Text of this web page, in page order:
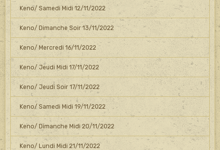
Keno/ Samedi Midi 12/11/2022
Keno/ Dimanche Soir 13/11/2022
Keno/ Mercredi 16/11/2022
Keno/ Jeudi Midi 17/11/2022
Keno/ Jeudi Soir 17/11/2022
Keno/ Samedi Midi 19/11/2022
Keno/ Dimanche Midi 20/11/2022
Keno/ Lundi Midi 21/11/2022